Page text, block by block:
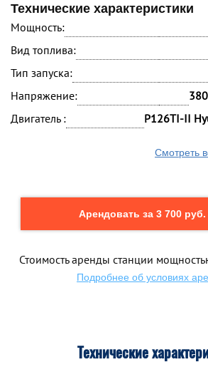
Технические характеристики
Мощность:
Вид топлива:
Тип запуска:
Напряжение:
Двигатель :
P126TI-II
Смотреть
Арендовать за 3 700
Стоимость аренды станции
Подробнее об условиях
Технические